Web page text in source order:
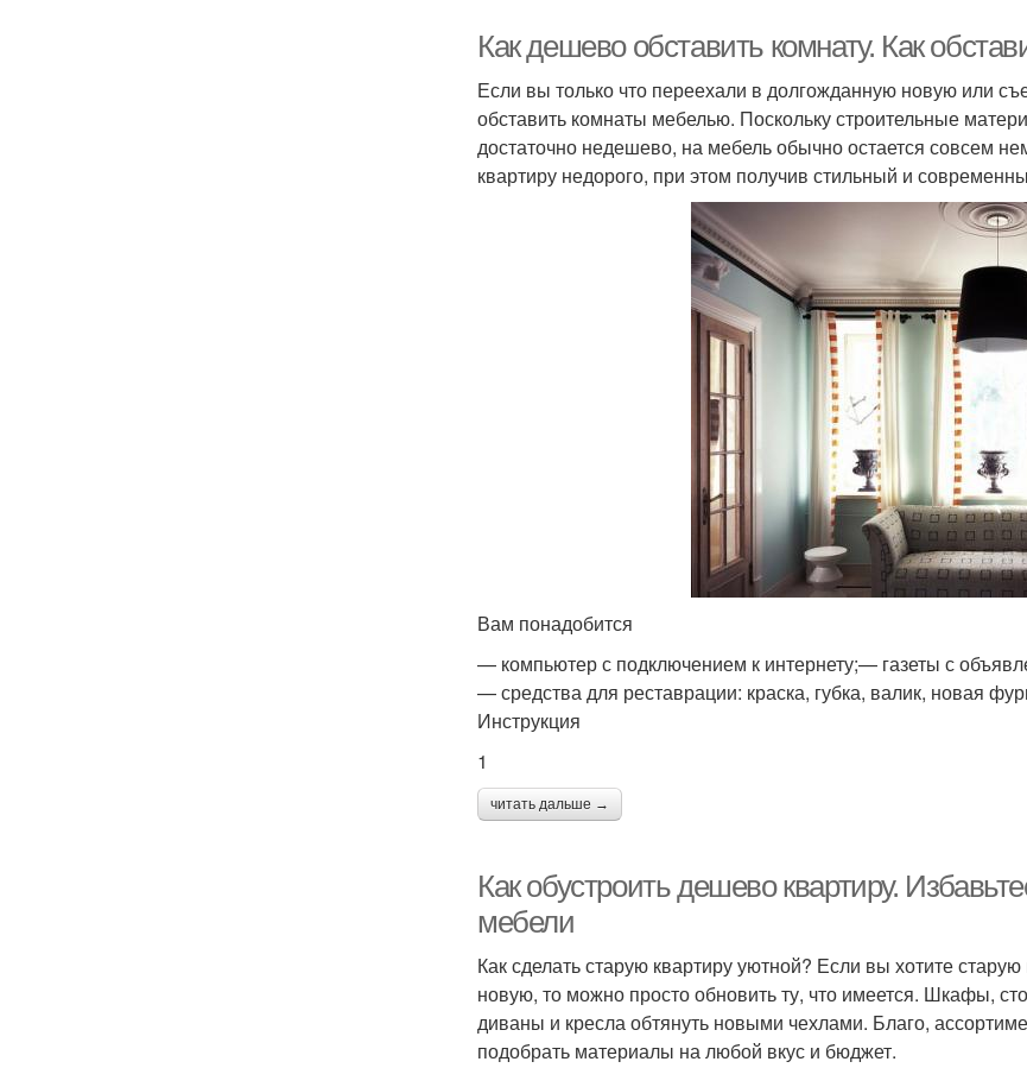
Как дешево обставить комнату. Как
Если вы только что переехали в долгожданную новую или
обставить комнаты мебелью. Поскольку строительные
достаточно недешево, на мебель обычно остается совсем
квартиру недорого, при этом получив стильный и
Вам понадобится
— компьютер с подключением к интернету;— газеты с
— средства для реставрации: краска, губка, валик, новая
Инструкция
1
читать дальше →
Как обустроить дешево квартиру.
мебели
Как сделать старую квартиру уютной? Если вы хотите
новую, то можно просто обновить ту, что имеется. Шкафы,
диваны и кресла обтянуть новыми чехлами. Благо,
подобрать материалы на любой вкус и бюджет.